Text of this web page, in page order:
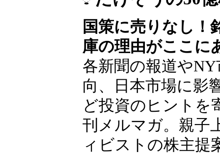
たけぞうの50
国策に売りなし！
庫の理由がここに
各新聞の報道や
向、日本市場に影
ど投資のヒントを
刊メルマガ。親子